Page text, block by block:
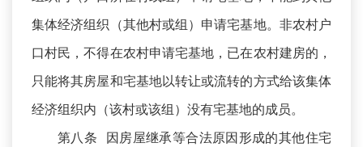
集体经济组织（其他村或组）申请宅基地。非农村户
口村民，不得在农村申请宅基地，已在农村建房的，
只能将其房屋和宅基地以转让或流转的方式给该集体
经济组织内（该村或该组）没有宅基地的成员。
第八条 因房屋继承等合法原因形成的其他住宅